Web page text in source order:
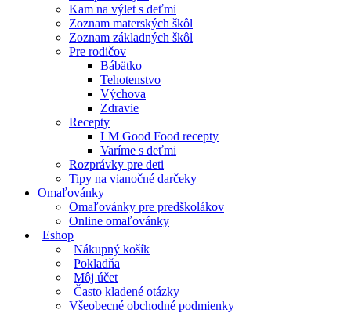
Kam na výlet s deťmi
Zoznam materských škôl
Zoznam základných škôl
Pre rodičov
Bábätko
Tehotenstvo
Výchova
Zdravie
Recepty
LM Good Food recepty
Varíme s deťmi
Rozprávky pre deti
Tipy na vianočné darčeky
Omaľovánky
Omaľovánky pre predškolákov
Online omaľovánky
Eshop
Nákupný košík
Pokladňa
Môj účet
Často kladené otázky
Všeobecné obchodné podmienky